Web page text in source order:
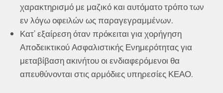
χαρακτηρισμό με μαζικό και αυτόματο τρόπο των
εν λόγω οφειλών ως παραγεγραμμένων.
Κατ’ εξαίρεση όταν πρόκειται για χορήγηση
Αποδεικτικού Ασφαλιστικής Ενημερότητας για
μεταβίβαση ακινήτου οι ενδιαφερόμενοι θα
απευθύνονται στις αρμόδιες υπηρεσίες ΚΕΑΟ.